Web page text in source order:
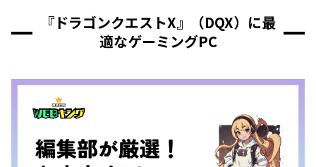
『ドラゴンクエストX』（DQX）に最
適なゲーミングPC